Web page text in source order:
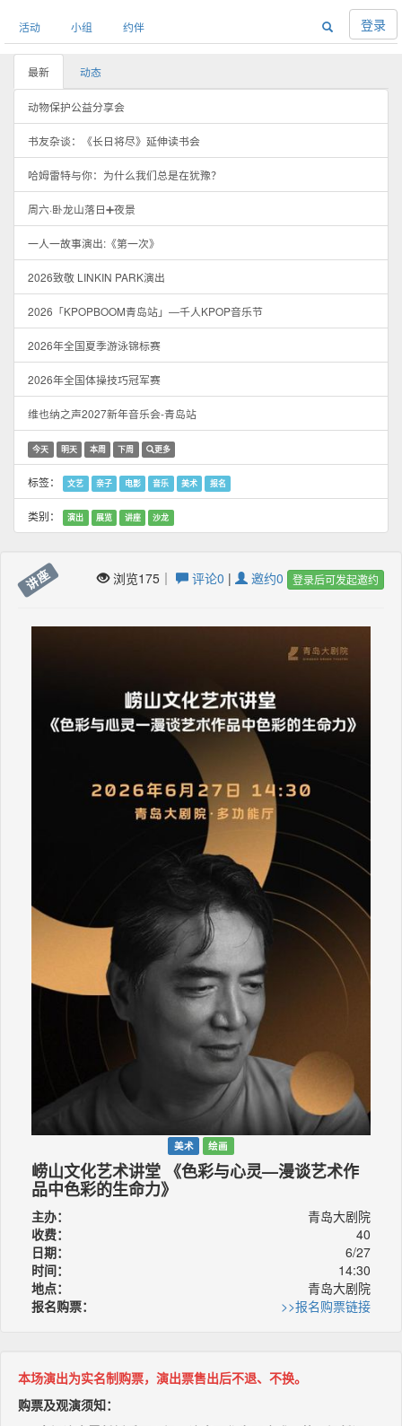
活动 小组 约伴 登录
最新 动态
动物保护公益分享会
书友杂谈：《长日将尽》延伸读书会
哈姆雷特与你：为什么我们总是在犹豫？
周六·卧龙山落日➕夜景
一人一故事演出:《第一次》
2026致敬 LINKIN PARK演出
2026「KPOPBOOM青岛站」—千人KPOP音乐节
2026年全国夏季游泳锦标赛
2026年全国体操技巧冠军赛
维也纳之声2027新年音乐会-青岛站
今天 明天 本周 下周 更多
标签： 文艺 亲子 电影 音乐 美术 报名
类别： 演出 展览 讲座 沙龙
讲座 浏览175｜ 评论0 | 邀约0 登录后可发起邀约
美术 绘画
崂山文化艺术讲堂 《色彩与心灵—漫谈艺术作
品中色彩的生命力》
主办：
青岛大剧院
收费：
40
日期：
6/27
时间：
14:30
地点：
青岛大剧院
报名购票：
>>报名购票链接
本场演出为实名制购票，演出票售出后不退、不换。
购票及观演须知：